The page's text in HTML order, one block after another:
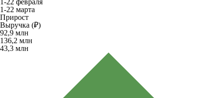
1-22 февраля
1-22 марта
Прирост
Выручка (₽)
92,9 млн
136,2 млн
43,3 млн